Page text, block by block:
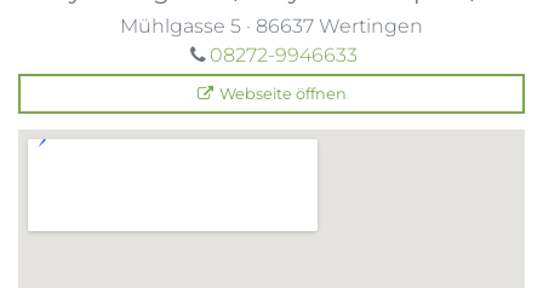
Mühlgasse 5 · 86637 Wertingen
08272-9946633
Webseite öffnen